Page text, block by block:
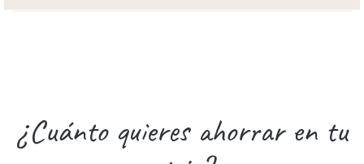
¿Cuánto quieres ahorrar en tu